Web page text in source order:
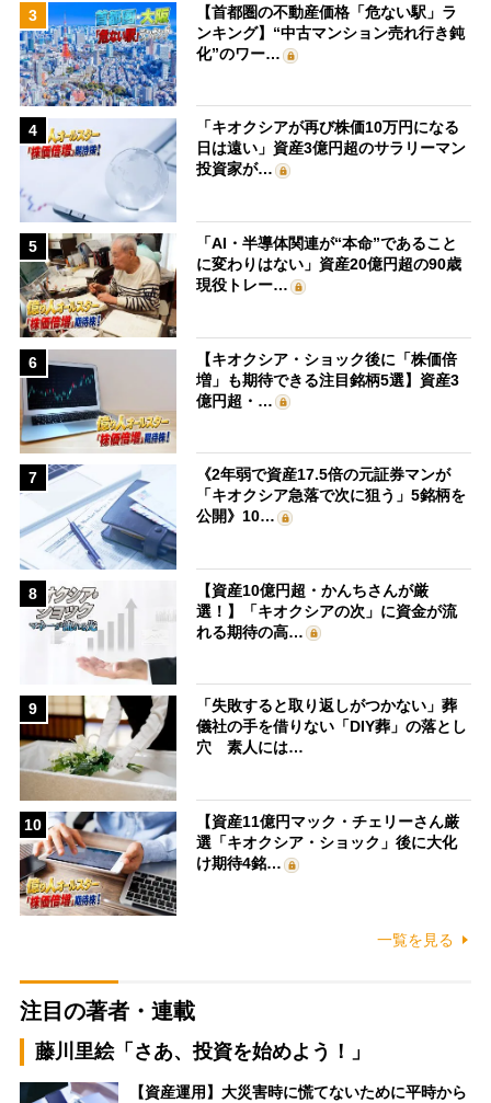
3
【首都圏の不動産価格「危ない駅」ラ
ンキング】“中古マンション売れ行き鈍
化”のワー…
4
「キオクシアが再び株価10万円になる
日は遠い」資産3億円超のサラリーマン
投資家が…
5
「AI・半導体関連が“本命”であること
に変わりはない」資産20億円超の90歳
現役トレー…
6
【キオクシア・ショック後に「株価倍
増」も期待できる注目銘柄5選】資産3
億円超・…
7
《2年弱で資産17.5倍の元証券マンが
「キオクシア急落で次に狙う」5銘柄を
公開》10…
8
【資産10億円超・かんちさんが厳
選！】「キオクシアの次」に資金が流
れる期待の高…
9
「失敗すると取り返しがつかない」葬
儀社の手を借りない「DIY葬」の落とし
穴 素人には…
10
【資産11億円マック・チェリーさん厳
選「キオクシア・ショック」後に大化
け期待4銘…
一覧を見る
注目の著者・連載
藤川里絵「さあ、投資を始めよう！」
【資産運用】大災害時に慌てないために平時から